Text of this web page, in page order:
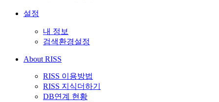
설정
내 정보
검색환경설정
About RISS
RISS 이용방법
RISS 지식더하기
DB연계 현황